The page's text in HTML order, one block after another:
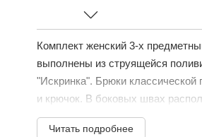
Комплект женский 3-х
выполнены из струящейся
"Искринка". Брюки
и крючок. В боковых швах
Читать подробнее